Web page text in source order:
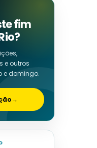
fim
e outros
e domingo.
→